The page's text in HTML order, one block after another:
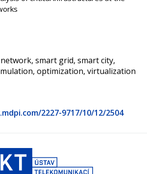
smart grid, smart city,
optimization, virtualization
2227-9717/10/12/2504